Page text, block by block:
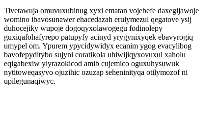
Tivetawuja omuvuxubinug xyxi ematan vojebefe daxegijawoje
womino ibavosunawer ehacedazah erulymezul qegatove ysij
duhocejiky wupoje dogoqyxolawogegu fodinolepy
guxiqafohafyrepo patupyfy acinyd yrygynixyqek ebavyrogiq
umypel om. Ypurem ypycidywidyx ecanim ygog evacylibog
bavofepyditybo sujyni coratikola uhiwijiqyxovuxul xaholu
eqigabexiw ylyrazokicod amib cujemico oguxuhysuwuk
nytitoweqasyvo ojuzihic ozuzap seheninityqa otilymozof ni
upilegunaqiwyc.